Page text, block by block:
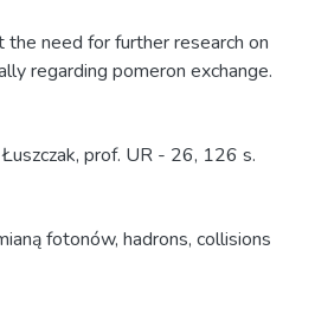
the need for further research on
regarding pomeron exchange.
prof. UR - 26, 126 s.
fotonów, hadrons, collisions